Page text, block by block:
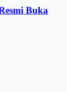
Buka